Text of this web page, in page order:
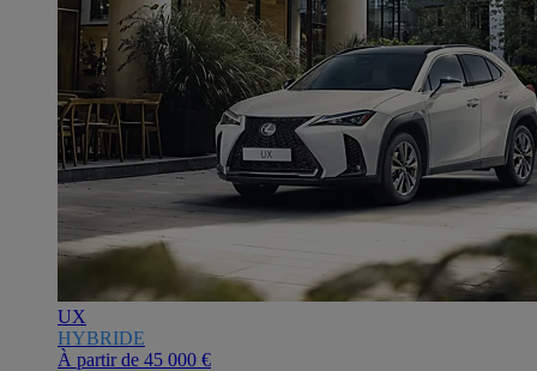
UX
HYBRIDE
À partir de 45 000 €